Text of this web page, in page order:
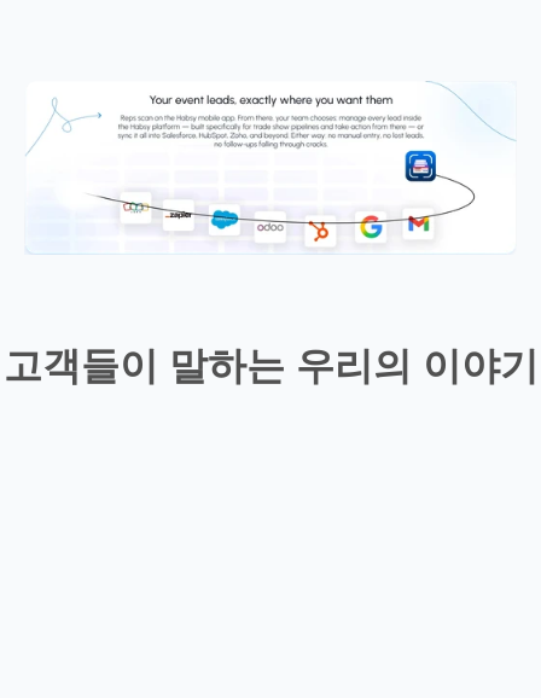
고객들이 말하는 우리의 이야기